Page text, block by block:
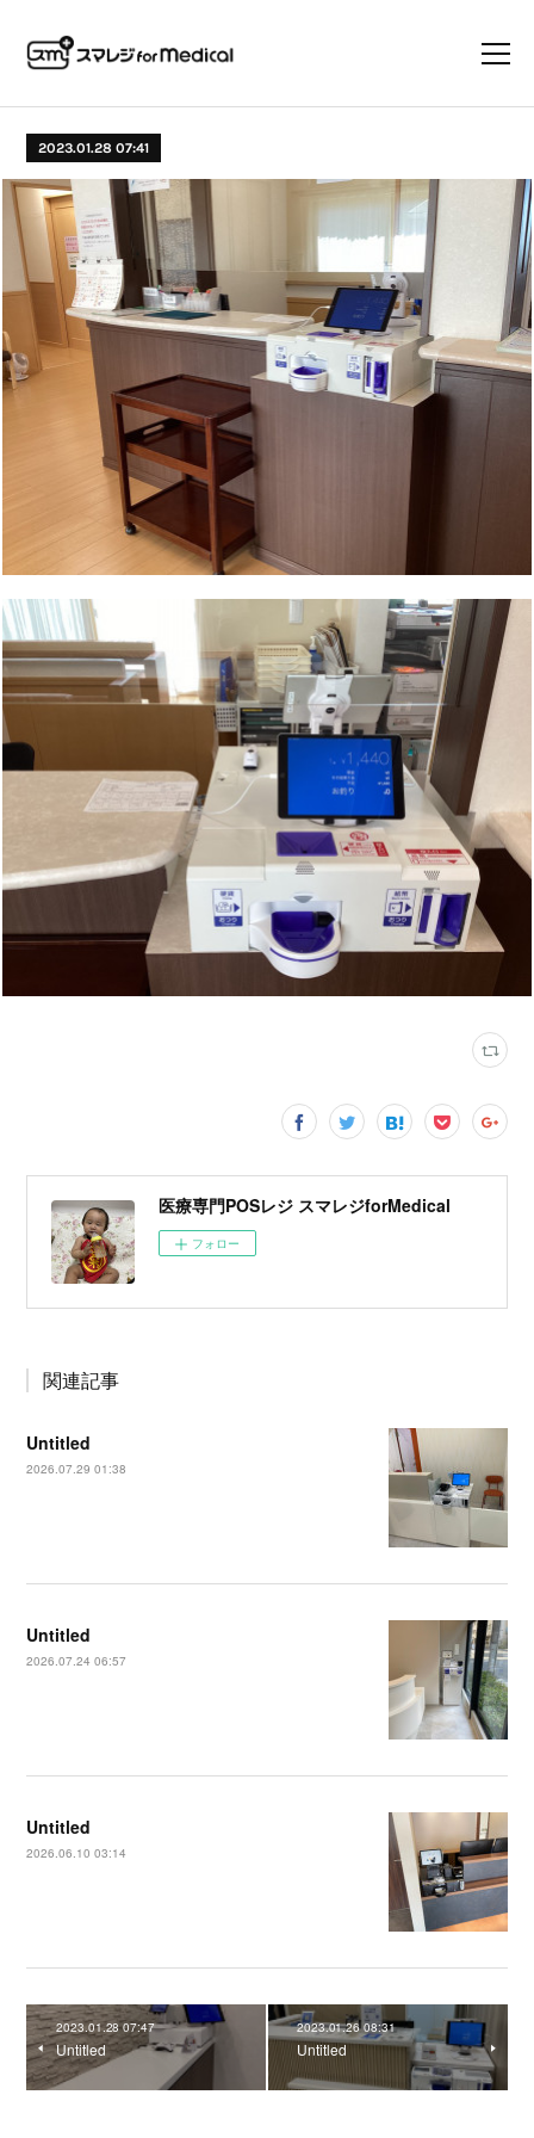
2023.01.28 07:41
医療専門POSレジ スマレジforMedical
フォロー
関連記事
Untitled
2026.07.29 01:38
Untitled
2026.07.24 06:57
Untitled
2026.06.10 03:14
2023.01.28 07:47
Untitled
2023.01.26 08:31
Untitled